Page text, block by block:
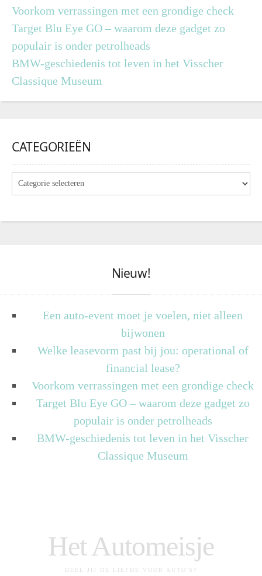
Voorkom verrassingen met een grondige check
Target Blu Eye GO – waarom deze gadget zo
populair is onder petrolheads
BMW-geschiedenis tot leven in het Visscher
Classique Museum
CATEGORIEËN
Nieuw!
Een auto-event moet je voelen, niet alleen
bijwonen
Welke leasevorm past bij jou: operational of
financial lease?
Voorkom verrassingen met een grondige check
Target Blu Eye GO – waarom deze gadget zo
populair is onder petrolheads
BMW-geschiedenis tot leven in het Visscher
Classique Museum
Het Automeisje
DEEL JIJ DE LIEFDE VOOR AUTO'S?